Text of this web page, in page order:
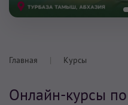
Главная Курсы
Онлайн-курсы